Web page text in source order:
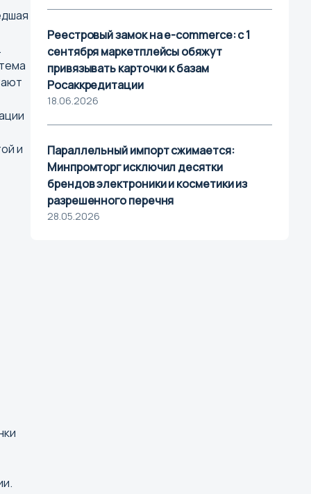
и
Реестровый замок на e-commerce: с 1
сентября маркетплейсы обяжут
привязывать карточки к базам
Росаккредитации
18.06.2026
Параллельный импорт сжимается:
Минпромторг исключил десятки
брендов электроники и косметики из
разрешенного перечня
28.05.2026